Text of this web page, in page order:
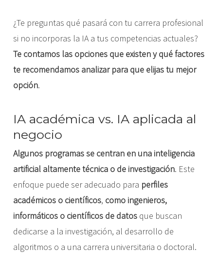
¿Te preguntas qué pasará con tu carrera profesional
si no incorporas la IA a tus competencias actuales?
Te contamos las opciones que existen y qué factores
te recomendamos analizar para que elijas tu mejor
opción.
IA académica vs. IA aplicada al
negocio
Algunos programas se centran en una inteligencia
artificial altamente técnica o de investigación. Este
enfoque puede ser adecuado para perfiles
académicos o científicos, como ingenieros,
informáticos o científicos de datosque buscan
dedicarse a la investigación, al desarrollo de
algoritmos o a una carrera universitaria o doctoral.